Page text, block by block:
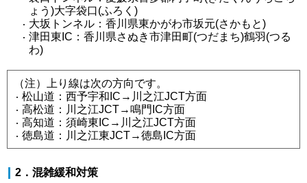
ょう)大字袋口(ふろく)
大坂トンネル：香川県東かがわ市坂元(さかもと)
津田東IC：香川県さぬき市津田町(つだまち)鶴羽(つる
わ)
（注）上り線は次の方向です。
松山道：西予宇和IC→川之江JCT方面
高松道：川之江JCT→鳴門IC方面
高知道：須崎東IC→川之江JCT方面
徳島道：川之江東JCT→徳島IC方面
2．混雑緩和対策